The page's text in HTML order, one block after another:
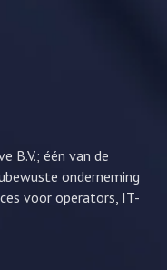
B.V.; één van de
onderneming
voor operators, IT-